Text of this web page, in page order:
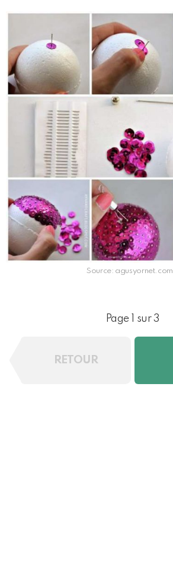
Source: agusyornet.com
Page 1 sur 3
RETOUR